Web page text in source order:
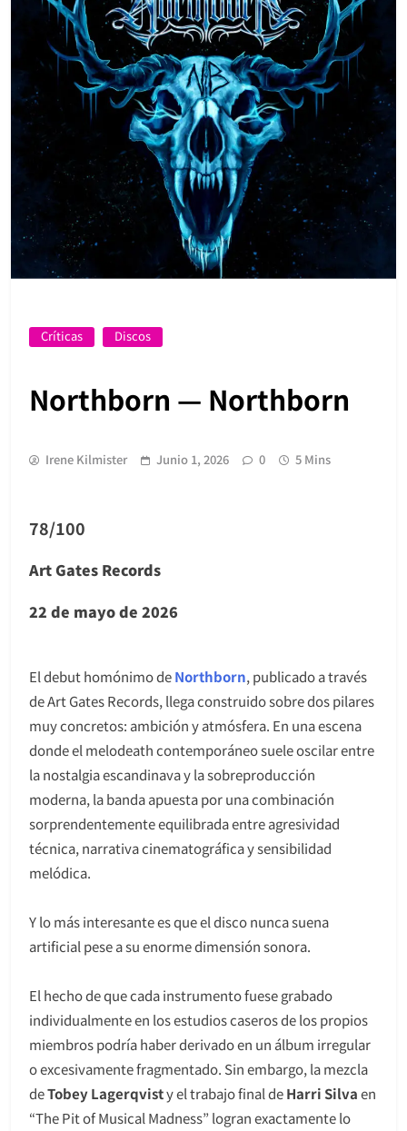
Críticas Discos
Northborn — Northborn
Irene Kilmister Junio 1, 2026 0 5 Mins
78/100
Art Gates Records
22 de mayo de 2026
El debut homónimo deNorthborn, publicado a través
de Art Gates Records, llega construido sobre dos pilares
muy concretos: ambición y atmósfera. En una escena
donde el melodeath contemporáneo suele oscilar entre
la nostalgia escandinava y la sobreproducción
moderna, la banda apuesta por una combinación
sorprendentemente equilibrada entre agresividad
técnica, narrativa cinematográfica y sensibilidad
melódica.
Y lo más interesante es que el disco nunca suena
artificial pese a su enorme dimensión sonora.
El hecho de que cada instrumento fuese grabado
individualmente en los estudios caseros de los propios
miembros podría haber derivado en un álbum irregular
o excesivamente fragmentado. Sin embargo, la mezcla
deTobey Lagerqvisty el trabajo final deHarri Silvaen
“The Pit of Musical Madness” logran exactamente lo